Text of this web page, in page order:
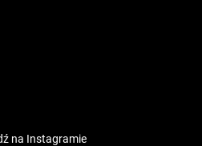
na Instagramie